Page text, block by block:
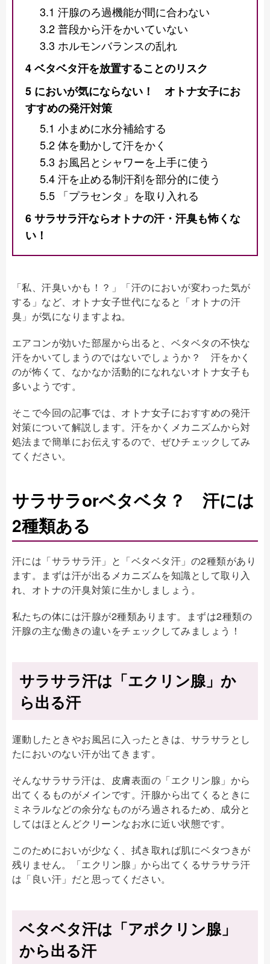
3.1 汗腺のろ過機能が間に合わない
3.2普段から汗をかいていない
3.3 ホルモンバランスの乱れ
4ベタベタ汗を放置することのリスク
5 においが気にならない！ オトナ女子にお
すすめの発汗対策
5.1 小まめに水分補給する
5.2体を動かして汗をかく
5.3 お風呂とシャワーを上手に使う
5.4汗を止める制汗剤を部分的に使う
5.5 「プラセンタ」を取り入れる
6サラサラ汗ならオトナの汗・汗臭も怖くな
い！
「私、汗臭いかも！？」「汗のにおいが変わった気が
する」など、オトナ女子世代になると「オトナの汗
臭」が気になりますよね。
エアコンが効いた部屋から出ると、ベタベタの不快な
汗をかいてしまうのではないでしょうか？ 汗をかく
のが怖くて、なかなか活動的になれないオトナ女子も
多いようです。
そこで今回の記事では、オトナ女子におすすめの発汗
対策について解説します。汗をかくメカニズムから対
処法まで簡単にお伝えするので、ぜひチェックしてみ
てください。
サラサラorベタベタ？ 汗には
2種類ある
汗には「サラサラ汗」と「ベタベタ汗」の2種類があり
ます。まずは汗が出るメカニズムを知識として取り入
れ、オトナの汗臭対策に生かしましょう。
私たちの体には汗腺が2種類あります。まずは2種類の
汗腺の主な働きの違いをチェックしてみましょう！
サラサラ汗は「エクリン腺」か
ら出る汗
運動したときやお風呂に入ったときは、サラサラとし
たにおいのない汗が出てきます。
そんなサラサラ汗は、皮膚表面の「エクリン腺」から
出てくるものがメインです。汗腺から出てくるときに
ミネラルなどの余分なものがろ過されるため、成分と
してはほとんどクリーンなお水に近い状態です。
このためにおいが少なく、拭き取れば肌にベタつきが
残りません。「エクリン腺」から出てくるサラサラ汗
は「良い汗」だと思ってください。
ベタベタ汗は「アポクリン腺」
から出る汗